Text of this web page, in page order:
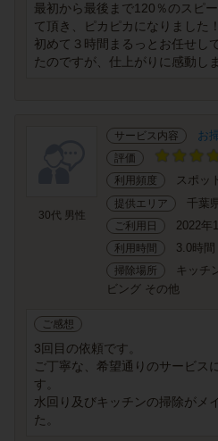
最初から最後まで120％のスピ
て頂き、ピカピカになりました！
初めて３時間まるっとお任せし
たのですが、仕上がりに感動し
30代 男性
サービス内容 お
評価
利用頻度
スポッ
提供エリア 千葉
ご利用日 2022年
利用時間 3.0時間
掃除場所
キッチ
ビング その他
ご感想
3回目の依頼です。
ご丁寧な、希望通りのサービス
す。
水回り及びキッチンの掃除がメ
た。